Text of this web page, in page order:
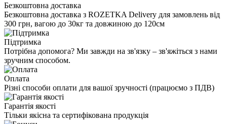
Безкоштовна доставка
Безкоштовна доставка з ROZETKA Delivery для замовлень від
300 грн, вагою до 30кг та довжиною до 120см
Підтримка
Потрібна допомога? Ми завжди на зв'язку – зв'яжіться з нами
зручним способом.
Оплата
Різні способи оплати для вашої зручності (працюємо з ПДВ)
Гарантія якості
Тільки якісна та сертифікована продукція